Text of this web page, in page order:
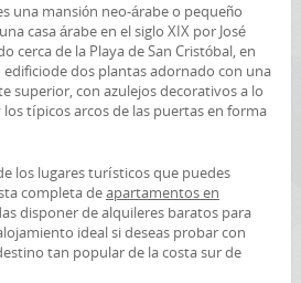
una mansión neo-árabe o pequeño
casa árabe en el siglo XIX por José
cerca de la Playa de San Cristóbal, en
edificiode dos plantas adornado con una
superior, con azulejos decorativos a lo
típicos arcos de las puertas en forma
los lugares turísticos que puedes
completa deapartamentos en
disponer de alquileres baratos para
ideal si deseas probar con
tan popular de la costa sur de